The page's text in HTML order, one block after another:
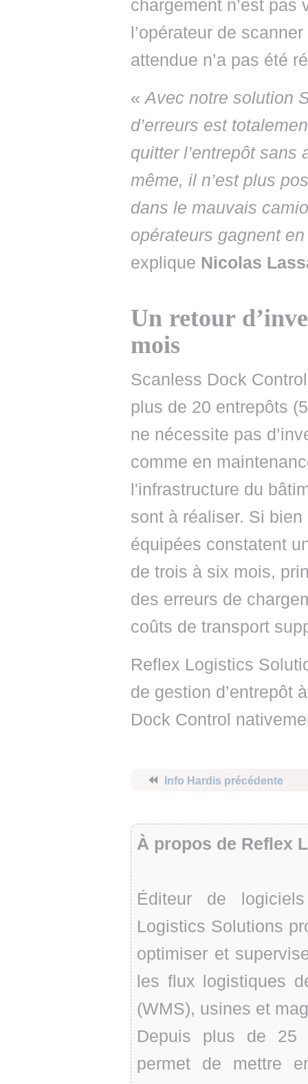
chargement n’est
l’opérateur de
attendue n’a pas été
«Avec notre solution
d’erreurs est
quitter l’entrepôt
même, il n’est plus
dans le mauvais
opérateurs gagnent
explique Nicolas
Un retour
mois
Scanless Dock
plus de 20 entrepôts
ne nécessite pas
comme en
l'infrastructure du
sont à réaliser. Si
équipées constatent
de trois à six mois,
des erreurs de
coûts de transport
Reflex Logistics
de gestion d’entrepôt
Dock Control
⏪ Info Hardis précédente
À propos de Reflex
Éditeur de
Logistics Solutions
optimiser et
les flux logistiques
(WMS), usines et
Depuis plus de 25
permet de mettre